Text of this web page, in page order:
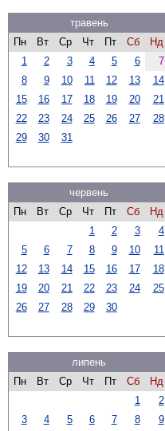
травень
Пн
Вт Ср Чт Пт Сб
Нд
1
2 3 4 5 6
7
8
9 10 11 12 13
14
15
16 17 18 19 20
21
22
23 24 25 26 27
28
29
30 31
червень
Пн
Вт Ср Чт Пт Сб
Нд
1
2 3
4
5
6 7 8 9 10
11
12
13 14 15 16 17
18
19
20 21 22 23 24
25
26
27 28 29 30
липень
Пн
Вт Ср Чт Пт Сб
Нд
1
2
3
4 5 6 7 8
9